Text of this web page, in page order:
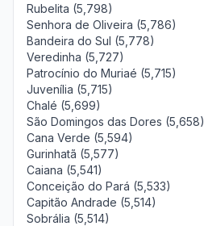
Rubelita (5,798)
Senhora de Oliveira (5,786)
Bandeira do Sul (5,778)
Veredinha (5,727)
Patrocínio do Muriaé (5,715)
Juvenília (5,715)
Chalé (5,699)
São Domingos das Dores (5,658)
Cana Verde (5,594)
Gurinhatã (5,577)
Caiana (5,541)
Conceição do Pará (5,533)
Capitão Andrade (5,514)
Sobrália (5,514)